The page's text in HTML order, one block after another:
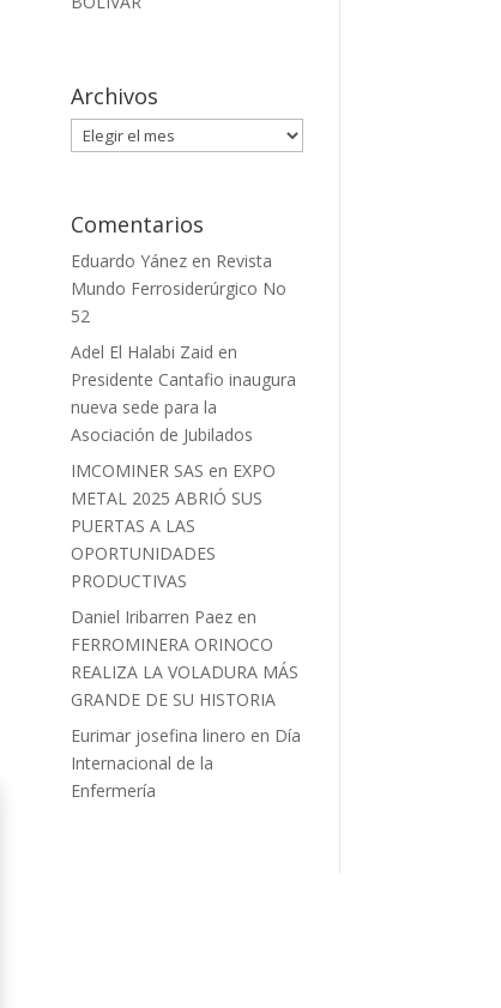
Archivos
Archivos
Comentarios
Eduardo Yánez en Revista
Mundo Ferrosiderúrgico No
52
Adel El Halabi Zaid en
Presidente Cantafio inaugura
nueva sede para la
Asociación de Jubilados
IMCOMINER SAS en EXPO
METAL 2025 ABRIÓ SUS
PUERTAS A LAS
OPORTUNIDADES
PRODUCTIVAS
Daniel Iribarren Paez en
FERROMINERA ORINOCO
REALIZA LA VOLADURA MÁS
GRANDE DE SU HISTORIA
Eurimar josefina linero en Día
Internacional de la
Enfermería